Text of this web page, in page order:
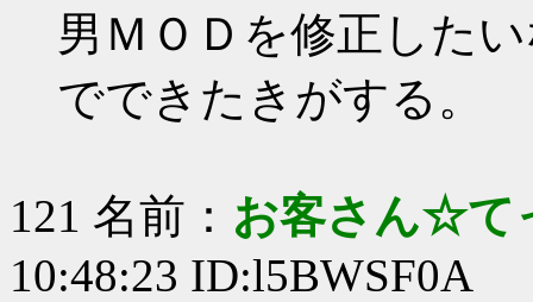
男ＭＯＤを修正した
でできたきがする。
121 名前： お客さん☆て
10:48:23 ID:l5BWSF0A